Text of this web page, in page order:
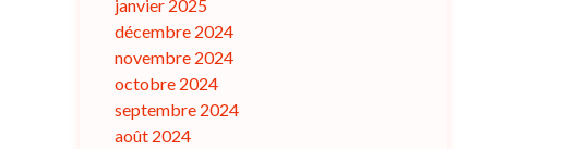
janvier 2025
décembre 2024
novembre 2024
octobre 2024
septembre 2024
août 2024